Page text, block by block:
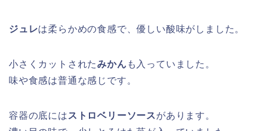
ジュレは柔らかめの食感で、優しい酸味がしました。
小さくカットされたみかん も入っていました。
味や食感は普通な感じです。
容器の底には ストロベリーソースがあります。